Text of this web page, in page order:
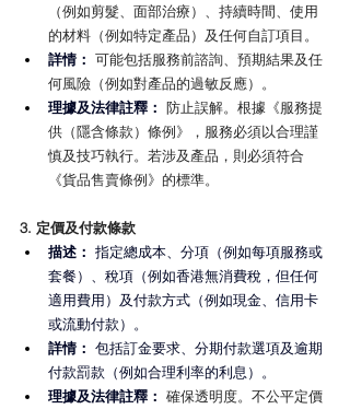
（例如剪髮、面部治療）、持續時間、使用
的材料（例如特定產品）及任何自訂項目。
詳情： 可能包括服務前諮詢、預期結果及任
何風險（例如對產品的過敏反應）。
理據及法律註釋： 防止誤解。根據《服務提
供（隱含條款）條例》，服務必須以合理謹
慎及技巧執行。若涉及產品，則必須符合
《貨品售賣條例》的標準。
3. 定價及付款條款
描述： 指定總成本、分項（例如每項服務或
套餐）、稅項（例如香港無消費稅，但任何
適用費用）及付款方式（例如現金、信用卡
或流動付款）。
詳情： 包括訂金要求、分期付款選項及逾期
付款罰款（例如合理利率的利息）。
理據及法律註釋： 確保透明度。不公平定價